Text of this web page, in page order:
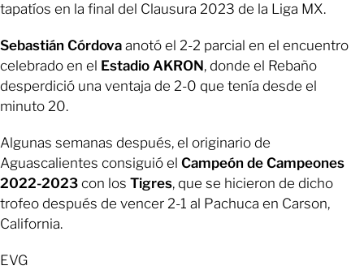
tapatíos en la final del Clausura 2023 de la Liga MX.
Sebastián Córdova anotó el 2-2 parcial en el encuentro
celebrado en el Estadio AKRON, donde el Rebaño
desperdició una ventaja de 2-0 que tenía desde el
minuto 20.
Algunas semanas después, el originario de
Aguascalientes consiguió el Campeón de Campeones
2022-2023 con los Tigres, que se hicieron de dicho
trofeo después de vencer 2-1 al Pachuca en Carson,
California.
EVG